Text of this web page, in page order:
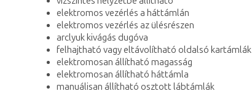
elektromos vezérlés a háttámlán
elektromos vezérlés az ülésrészen
arclyuk kivágás dugóva
felhajtható vagy eltávolítható oldalsó kartámlák
elektromosan állítható magasság
elektromosan állítható háttámla
manuálisan állítható osztott lábtámlák